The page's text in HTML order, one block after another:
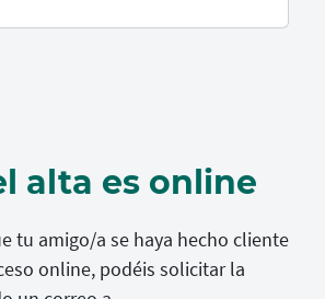
alta es online
tu amigo/a se haya hecho cliente
online, podéis solicitar la